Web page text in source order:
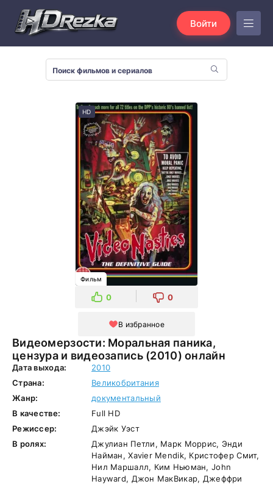
Войти
Видеомерзости: Моральная паника,
цензура и видеозапись (2010) онлайн
HD
Фильм
0 0
В избранное
Дата выхода:
2010
Страна:
Великобритания
Жанр:
документальный
В качестве:
Full HD
Режиссер:
Джэйк Уэст
В ролях:
Джулиан Петли, Марк Моррис, Энди
Найман, Xavier Mendik, Кристофер Смит,
Нил Маршалл, Ким Ньюман, John
Hayward, Джон МакВикар, Джеффри